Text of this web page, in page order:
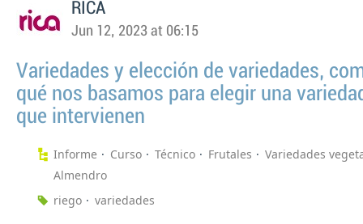
RICA
Jun 12, 2023 at 06:15
Variedades y elección de variedades,
qué nos basamos para elegir una
que intervienen
Informe Curso Técnico Frutales
Variedades
Almendro
riego
variedades